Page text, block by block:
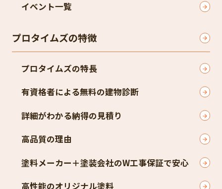
イベント一覧
プロタイムズの特徴
プロタイムズの特長
有資格者による無料の建物診断
詳細がわかる納得の見積り
高品質の理由
塗料メーカー＋塗装会社のW工事保証で安心
高性能のオリジナル塗料